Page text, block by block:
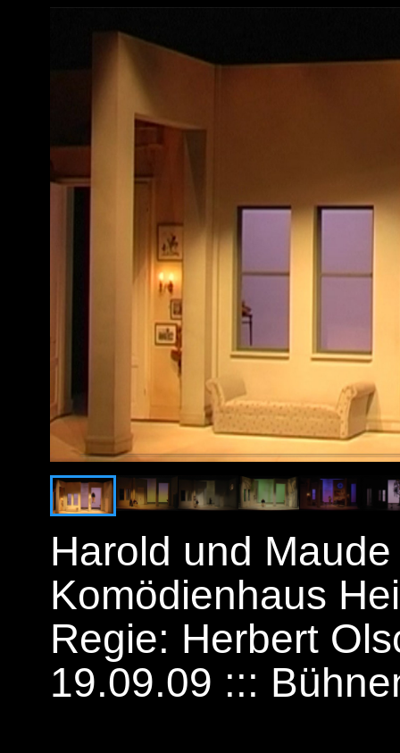
Harold und
Komödienhaus
Regie: Herbert
19.09.09 :::